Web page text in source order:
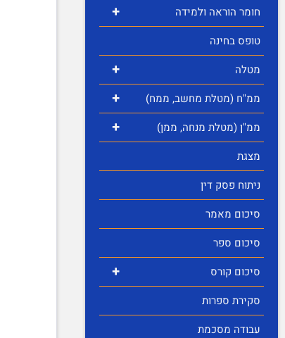
+
חומר הוראה ולמידה
טופס בחינה
+ מטלה
+ ממ"ח (מטלת מחשב, ממח)
+
ממ"ן (מטלת מנחה, ממן)
מצגת
ניתוח פסק דין
סיכום מאמר
סיכום ספר
+
סיכום קורס
סקירת ספרות
עבודה מסכמת